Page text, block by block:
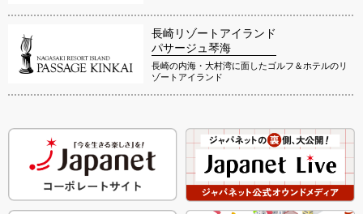
長崎リゾートアイランド
パサージュ琴海
長崎の内海・大村湾に面したゴルフ＆ホテルのリ
ゾートアイランド